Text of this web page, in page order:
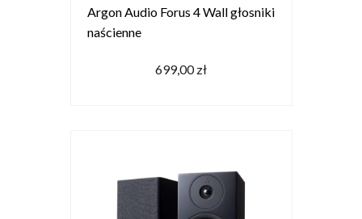
Argon Audio Forus 4 Wall głosniki
naścienne
699,00 zł